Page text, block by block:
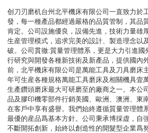
创刀刃磨机台州北平機床有限公司一直致力於
發，每一種產品都經過嚴格的品質管制，其品
肯定。公司設施優良，設備先進，技術力量雄
生産管理模式，追求完美的設計、製造理念以
破。公司貫徹:質量管理體系，更是大力引進國
行研究與開發各種新技術及新產品，提供國內
前，北平機床有限公司是萬能工具及刀具磨床
年可生産各種規格萬能工具磨床及相關機具壹
生產鑽頭磨床最大可研磨至的廠商之一。本公
品及膠印機零部件行銷美國、歐洲、澳洲、東
在客戶中享有盛譽。我們始終遵循質量管理體
最優的産品爲基本方針。公司秉承博採虚，自
不斷開拓創新，始終以創造性的開髮型企業爲